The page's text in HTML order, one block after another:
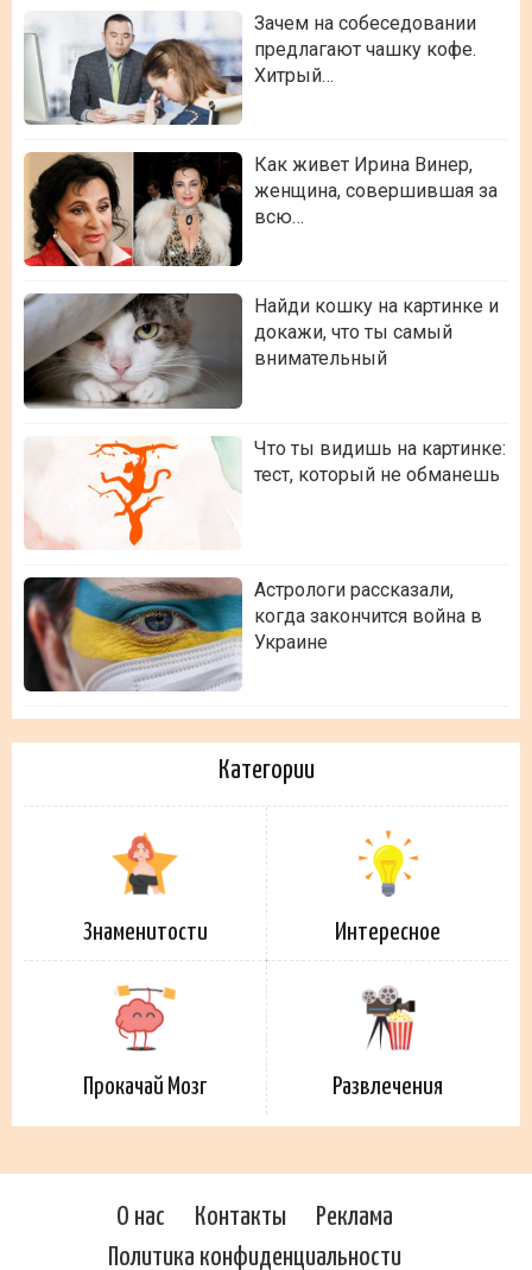
Зачем на собеседовании
предлагают чашку кофе.
Хитрый…
Как живет Ирина Винер,
женщина, совершившая за
всю…
Найди кошку на картинке и
докажи, что ты самый
внимательный
Что ты видишь на картинке:
тест, который не обманешь
Астрологи рассказали,
когда закончится война в
Украине
Категории
Знаменитости Интересное
Прокачай Мозг Развлечения
О нас Контакты
Реклама
Политика конфиденциальности